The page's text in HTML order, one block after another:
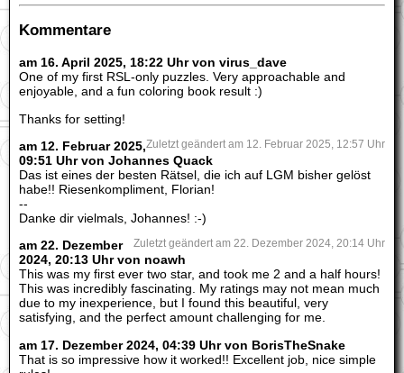
Kommentare
am 16. April 2025, 18:22 Uhr von virus_dave
One of my first RSL-only puzzles. Very approachable and
enjoyable, and a fun coloring book result :)
Thanks for setting!
Zuletzt geändert am 12. Februar 2025, 12:57 Uhr
am 12. Februar 2025,
09:51 Uhr von Johannes Quack
Das ist eines der besten Rätsel, die ich auf LGM bisher gelöst
habe!! Riesenkompliment, Florian!
--
Danke dir vielmals, Johannes! :-)
Zuletzt geändert am 22. Dezember 2024, 20:14 Uhr
am 22. Dezember
2024, 20:13 Uhr von noawh
This was my first ever two star, and took me 2 and a half hours!
This was incredibly fascinating. My ratings may not mean much
due to my inexperience, but I found this beautiful, very
satisfying, and the perfect amount challenging for me.
am 17. Dezember 2024, 04:39 Uhr von BorisTheSnake
That is so impressive how it worked!! Excellent job, nice simple